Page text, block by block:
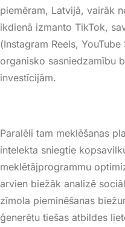
piemēram, Latvijā, vairāk
ikdienā izmanto TikTok,
(Instagram Reels, YouTube
organisko sasniedzamību
investīcijām.
Paralēli tam meklēšanas
intelekta sniegtie
meklētājprogrammu
arvien biežāk analizē
zīmola pieminēšanas
ģenerētu tiešas atbildes